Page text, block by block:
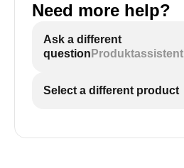
Need more help?
Ask a different
question Produktassistent
Select a different product